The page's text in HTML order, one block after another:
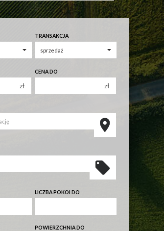
TRANSAKCJA
zł
CENA DO
zł
250 000 zł
400 000 zł
LICZBA POKOI DO
POWIERZCHNIA DO